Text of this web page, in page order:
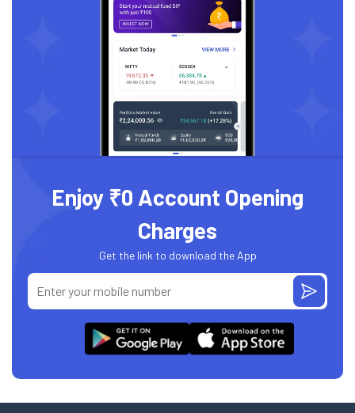
Enjoy ₹0 Account Opening
Charges
Get the link to download the App